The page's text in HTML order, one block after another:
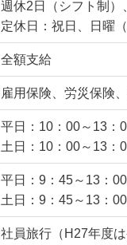
週休2日（シフト制）
定休日：祝日、日曜（
全額支給
雇用保険、労災保険
平日：10：00～13：
土日：10：00～13：
平日：9：45～13：
土日：9：45～13：
社員旅行（H27年度は